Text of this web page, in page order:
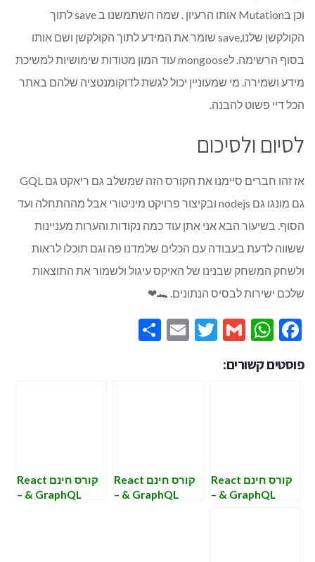
וכן בMutation אותו הרעיון . שמה השתמשנו ב save לתוך
הקולקשן שלנו,save שומר את המידע לתוך הקולקשן ושם אותו
בסוף הרשימה. לmongoose עוד המון מטודות שימושיות למשיכת
מידע ושמירה. מי שמעוניין יכול לגשת לדוקומנטציה שלהם באתר
הכל דיי פשוט להבנה.
לסיום ולסיכום
אז זהו חברים סיימנו את הקורס הזה שמשלב גם ריאקט גם GQL
גם מונגו גם nodejs ובקיצור פרויקט מיניטורי אבל מההתחלה ועד
הסוף. בשיעור הבא אני אתן עוד כמה נקודות והערות מעניינות
ששווה לדעת בעבודה עם הכלים שלמדנו פה וגם תוכלו לראות
ולשחק המשחק שבנינו של האיקס עיגול ולשמור את התוצאות
שלכם ישירות לבסיס הנתונים. 🐊❤
Facebook
WhatsApp
Gmail
Twitter
Email
פוסטים קשורים:
קורס חינם React
& GraphQL –
קורס חינם React
& GraphQL –
קורס חינם React
& GraphQL –